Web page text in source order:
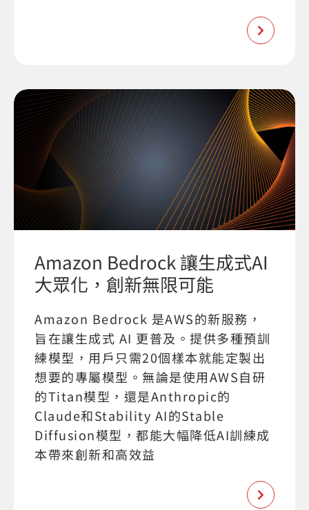
Amazon Bedrock 讓生成式AI
大眾化，創新無限可能
Amazon Bedrock 是AWS的新服務，
旨在讓生成式 AI 更普及。提供多種預訓
練模型，用戶只需20個樣本就能定製出
想要的專屬模型。無論是使用AWS自研
的Titan模型，還是Anthropic的
Claude和Stability AI的Stable
Diffusion模型，都能大幅降低AI訓練成
本帶來創新和高效益